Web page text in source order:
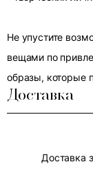
Не упустите
вещами по
образы, которые
Доставка
Доставка